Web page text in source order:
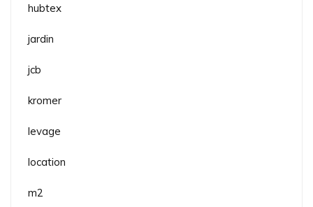
hubtex
jardin
jcb
kromer
levage
location
m2